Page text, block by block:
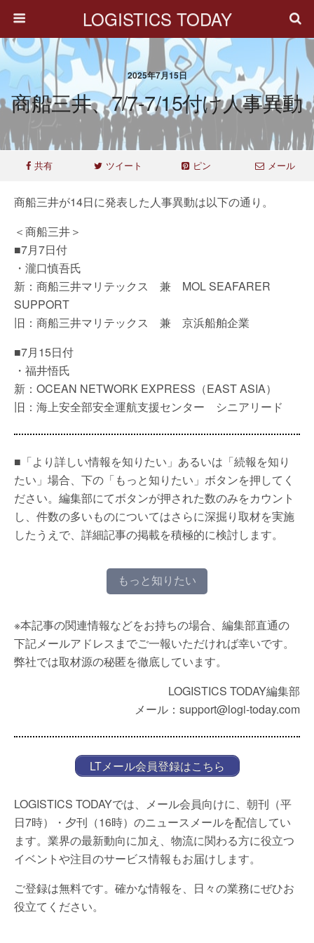
LOGISTICS TODAY
2025年7月15日
商船三井、7/7-7/15付け人事異動
共有 ツイート ピン メール
商船三井が14日に発表した人事異動は以下の通り。
＜商船三井＞
■7月7日付
・瀧口慎吾氏
新：商船三井マリテックス 兼 MOL SEAFARER
SUPPORT
旧：商船三井マリテックス 兼 京浜船舶企業
■7月15日付
・福井悟氏
新：OCEAN NETWORK EXPRESS（EAST ASIA）
旧：海上安全部安全運航支援センター シニアリード
■「より詳しい情報を知りたい」あるいは「続報を知り
たい」場合、下の「もっと知りたい」ボタンを押してく
ださい。編集部にてボタンが押された数のみをカウント
し、件数の多いものについてはさらに深掘り取材を実施
したうえで、詳細記事の掲載を積極的に検討します。
もっと知りたい
※本記事の関連情報などをお持ちの場合、編集部直通の
下記メールアドレスまでご一報いただければ幸いです。
弊社では取材源の秘匿を徹底しています。
LOGISTICS TODAY編集部
メール：support@logi-today.com
LTメール会員登録はこちら
LOGISTICS TODAYでは、メール会員向けに、朝刊（平
日7時）・夕刊（16時）のニュースメールを配信してい
ます。業界の最新動向に加え、物流に関わる方に役立つ
イベントや注目のサービス情報もお届けします。
ご登録は無料です。確かな情報を、日々の業務にぜひお
役立てください。